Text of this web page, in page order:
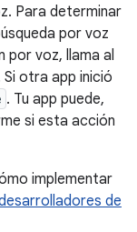
Para determinar
por voz
por voz, llama al
Si otra app inició
. Tu app puede,
si esta acción
implementar
de